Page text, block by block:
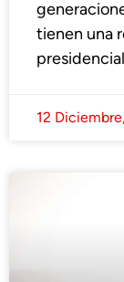
tienen una
12